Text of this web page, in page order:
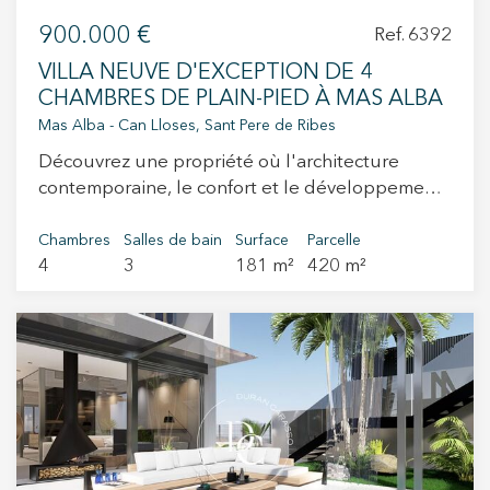
900.000 € Ref. 6392
VILLA NEUVE D'EXCEPTION DE 4
CHAMBRES DE PLAIN-PIED À MAS ALBA
Mas Alba - Can Lloses, Sant Pere de Ribes
Découvrez une propriété où l'architecture
contemporaine, le confort et le développement
vie exceptionnel. Cette villa neuve exclusive,
située dans le quartier résidentiel paisible de
emplacement privilégié à seulement quelques
minutes du centre de Sant Pere de Ribes ainsi
que des plages, de l'animation et des
nombreux services de Sitges. Avec plus de 160
m² habitables entièrement de plain-pied, cette
villa a été conçue pour offrir un confort absolu,
sans escaliers ni barrières architecturales. Son
Chambres
4
Salles de bain
3
Surface
181 m²
Parcelle
420 m²
Modifier les cookies